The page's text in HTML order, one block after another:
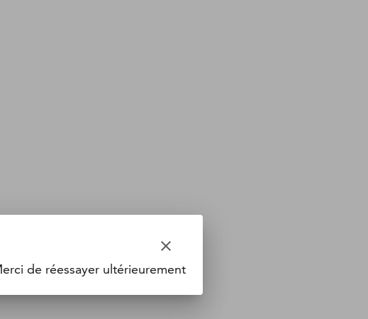
clear
de réessayer ultérieurement